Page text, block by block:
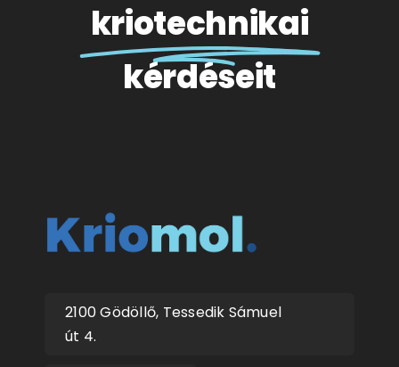
kriotechnikai
kérdéseit
2100 Gödöllő, Tessedik Sámuel
út 4.